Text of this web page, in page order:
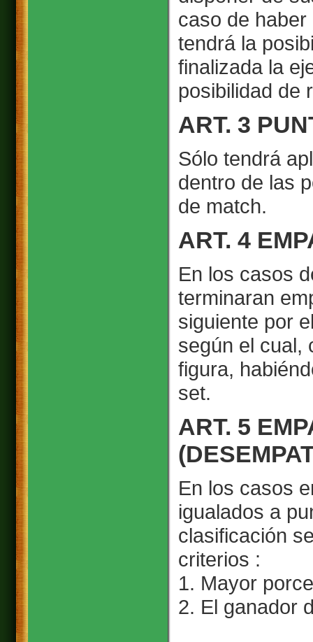
caso de
tendrá la
finalizada la
posibilidad de
ART. 3
Sólo tendrá
dentro de las
de match.
ART. 4
En los casos
terminaran
siguiente por
según el cual,
figura,
set.
ART. 5
En los casos
igualados a
clasificación
criterios :
1. Mayor
2. El ganador